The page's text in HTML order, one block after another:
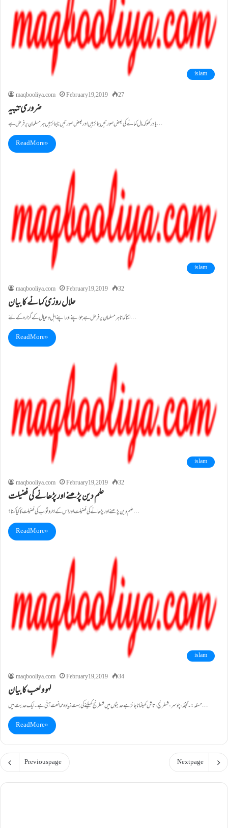
islam
maqbooliya.com
February 19, 2019 27
ضروری تنبیہ
یاد رکھو کہ مال کمانے کی بعض صورتیں جائز ہیں اور بعض صورتیں ناجائز ہیں ہر مسلمان پر فرض ہے…
Read More »
islam
maqbooliya.com
February 19, 2019 32
حلال روزی کمانے کا بیان
اتنا کمانا ہر مسلمان پر فرض ہے جو اپنے اور اپنے اہل و عیال کے گزارہ کے لئے…
Read More »
islam
maqbooliya.com
February 19, 2019 32
علم دین پڑھنے اور پڑھانے کی فضیلت
علم دین پڑھنے اور پڑھانے کی فضیلت اور اس کے اجر و ثواب کی فضیلت کا کیا کہنا؟…
Read More »
islam
maqbooliya.com
February 19, 2019 34
لہو و لعب کا بیان
مسئلہ:۔گنجفہ، چوسر، شطرنج، تاش کھیلنا ناجائز ہے حدیثوں میں شطرنج کھیلنے کی بہت زیادہ ممانعت آئی ہے ۔ایک حدیث میں…
Read More »
Previous page Next page